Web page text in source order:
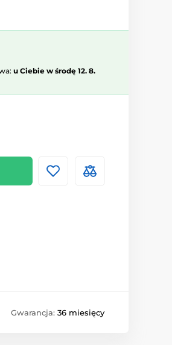
u Ciebie w środę 12. 8.
Gwarancja: 36 miesięcy